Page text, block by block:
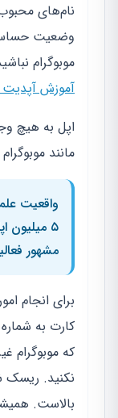
نام‌های
موبوگرام
آموزش آپدیت
اپل به هیچ
مانند
۵
مشهور
برای انجام
کارت به
که موبوگرام
نکنید. ریسک
بالاست.